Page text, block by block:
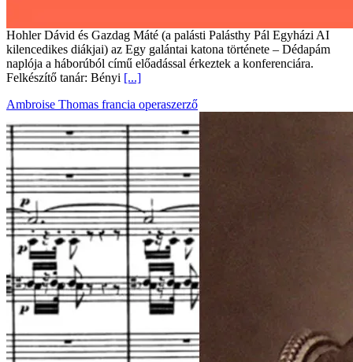
Hohler Dávid és Gazdag Máté (a palásti Palásthy Pál Egyházi AI
kilencedikes diákjai) az Egy galántai katona története – Dédapám
naplója a háborúból című előadással érkeztek a konferenciára.
Felkészítő tanár: Bényi [...]
Ambroise Thomas francia operaszerző